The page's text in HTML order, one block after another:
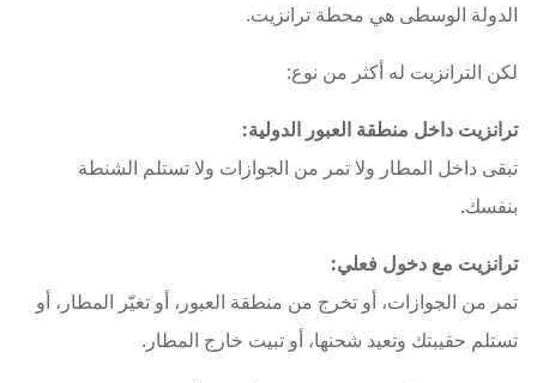
الدولة الوسطى هي محطة ترانزيت.
لكن الترانزيت له أكثر من نوع:
ترانزيت داخل منطقة العبور الدولية:
تبقى داخل المطار ولا تمر من الجوازات ولا تستلم الشنطة
بنفسك.
ترانزيت مع دخول فعلي:
تمر من الجوازات، أو تخرج من منطقة العبور، أو تغيّر المطار، أو
تستلم حقيبتك وتعيد شحنها، أو تبيت خارج المطار.